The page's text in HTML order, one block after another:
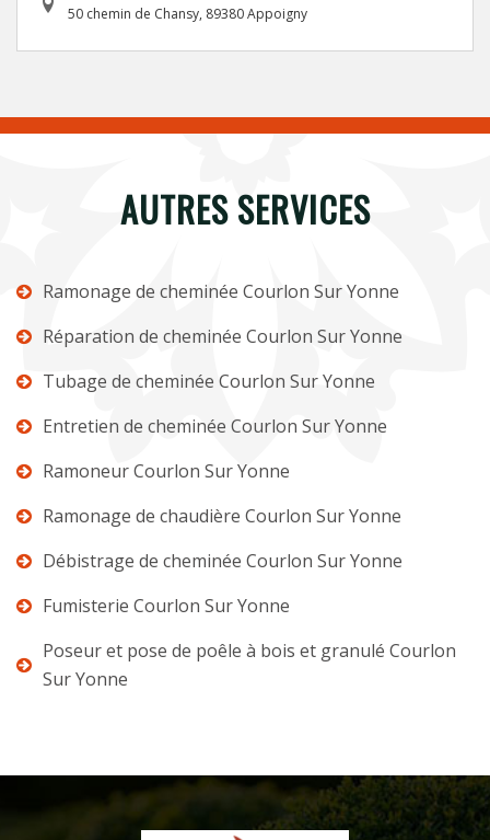
50 chemin de Chansy, 89380 Appoigny
AUTRES SERVICES
Ramonage de cheminée Courlon Sur Yonne
Réparation de cheminée Courlon Sur Yonne
Tubage de cheminée Courlon Sur Yonne
Entretien de cheminée Courlon Sur Yonne
Ramoneur Courlon Sur Yonne
Ramonage de chaudière Courlon Sur Yonne
Débistrage de cheminée Courlon Sur Yonne
Fumisterie Courlon Sur Yonne
Poseur et pose de poêle à bois et granulé Courlon
Sur Yonne